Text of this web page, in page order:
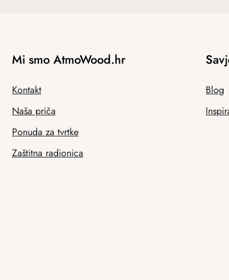
Mi smo AtmoWood.hr
Kontakt
Naša priča
Ponuda za tvrtke
Zaštitna radionica
Blog